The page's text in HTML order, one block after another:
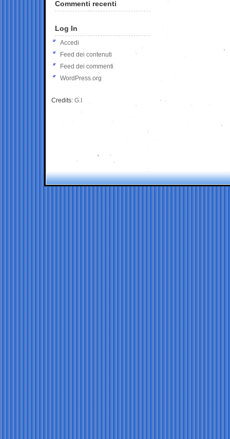
Commenti recenti
Log In
Accedi
Feed dei contenuti
Feed dei commenti
WordPress.org
Credits: G.I